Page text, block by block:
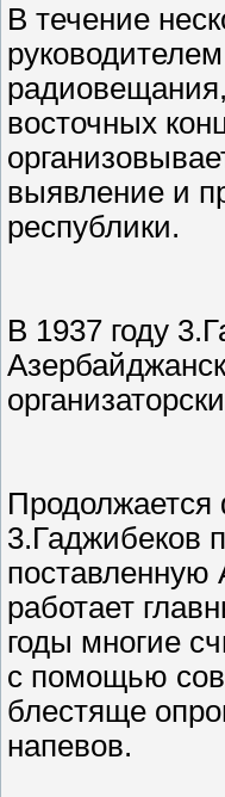
В течение
восточных
выявление и
республики.
В 1937 году
Продолжается
3.Гаджибеков
поставленную
работает
годы многие
с помощью
блестяще
напевов.